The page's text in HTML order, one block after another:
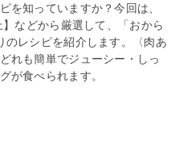
を知っていますか？今回は、
などから厳選して、「おから
レシピを紹介します。〈肉あ
れも簡単でジューシー・しっ
が食べられます。